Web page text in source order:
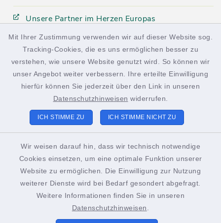
Mit Ihrer Zustimmung verwenden wir auf dieser Website sog.
Tracking-Cookies, die es uns ermöglichen besser zu
verstehen, wie unsere Website genutzt wird. So können wir
unser Angebot weiter verbessern. Ihre erteilte Einwilligung
hierfür können Sie jederzeit über den Link in unseren
Datenschutzhinweisen widerrufen.
ICH STIMME ZU ICH STIMME NICHT ZU
Wir weisen darauf hin, dass wir technisch notwendige
Cookies einsetzen, um eine optimale Funktion unserer
Website zu ermöglichen. Die Einwilligung zur Nutzung
weiterer Dienste wird bei Bedarf gesondert abgefragt.
Weitere Informationen finden Sie in unseren
Datenschutzhinweisen
Unsere Partner im Herzen Europas
facebook
instagram
Kontakt
Datenschutz
Impressum
Sitemap